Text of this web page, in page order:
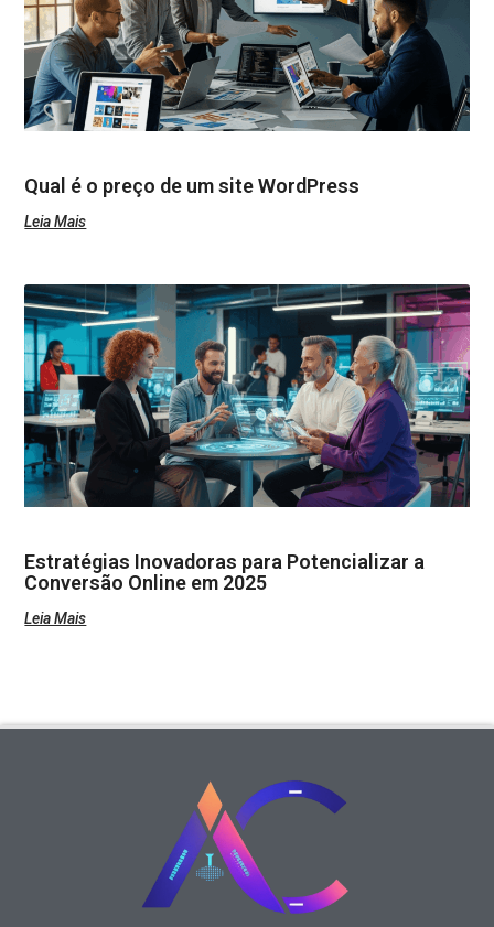
Qual é o preço de um site WordPress
Leia Mais
Estratégias Inovadoras para Potencializar a
Conversão Online em 2025
Leia Mais